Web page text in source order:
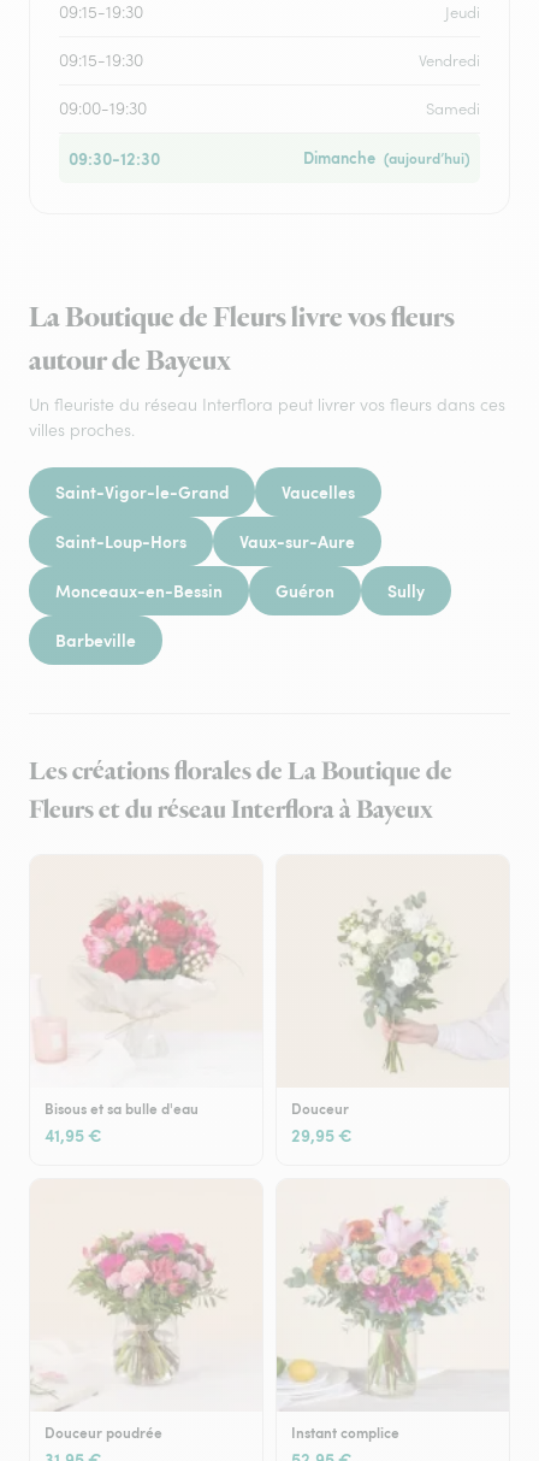
09:15-19:30 Jeudi
09:15-19:30 Vendredi
09:00-19:30 Samedi
09:30-12:30 Dimanche (aujourd’hui)
La Boutique de Fleurs livre vos fleurs
autour de Bayeux
Un fleuriste du réseau Interflora peut livrer vos fleurs dans ces
villes proches.
Saint-Vigor-le-Grand Vaucelles
Saint-Loup-Hors Vaux-sur-Aure
Monceaux-en-Bessin Guéron Sully
Barbeville
Les créations florales de La Boutique de
Fleurs et du réseau Interflora à Bayeux
Bisous et sa bulle d'eau
41,95 €
Douceur
29,95 €
Douceur poudrée Instant complice